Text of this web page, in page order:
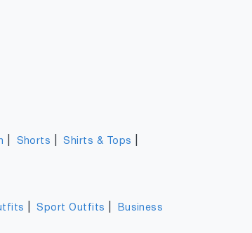
Shorts |Shirts & Tops
|Sport Outfits
Business